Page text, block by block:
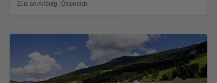
Zürs am Arlberg . Österreich